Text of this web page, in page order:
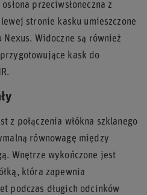
przeciwsłoneczna z
stronie kasku umieszczone
Widoczne są również
kask do
z połączenia włókna szklanego
równowagę między
Wnętrze wykończone jest
która zapewnia
podczas długich odcinków